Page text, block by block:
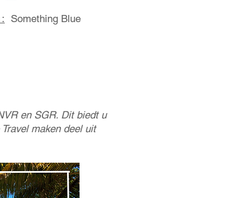
Something Blue
en SGR. Dit biedt u
maken deel uit